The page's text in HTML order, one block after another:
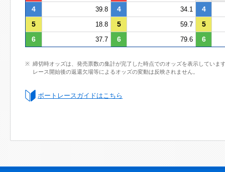
4 39.8 4 34.1
4
5
18.8 5 59.7
5
6
37.7 6 79.6 6
締切時オッズは、発売票数の集計が完了した時点でのオッズを表示していま
レース開始後の返還欠場等によるオッズの変動は反映されません。
ボートレースガイドはこちら